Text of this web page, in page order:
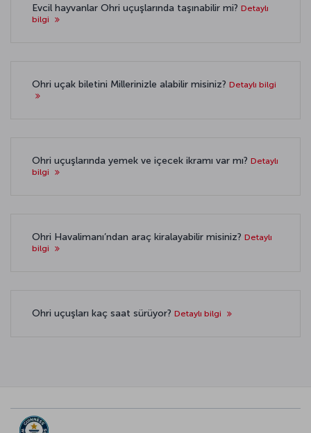
Evcil hayvanlar Ohri uçuşlarında taşınabilir mi? Detaylı
bilgi
Ohri uçak biletini Millerinizle alabilir misiniz? Detaylı bilgi
Ohri uçuşlarında yemek ve içecek ikramı var mı? Detaylı
bilgi
Ohri Havalimanı’ndan araç kiralayabilir misiniz? Detaylı
bilgi
Ohri uçuşları kaç saat sürüyor? Detaylı bilgi